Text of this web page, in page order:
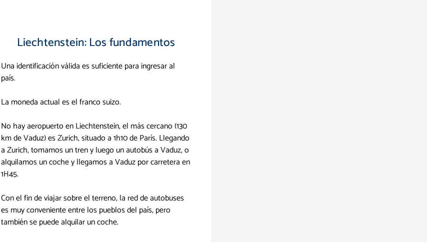
Liechtenstein: Los fundamentos
Una identificación válida es suficiente para ingresar al
país.
La moneda actual es el franco suizo.
No hay aeropuerto en Liechtenstein, el más cercano (130
km de Vaduz) es Zurich, situado a 1h10 de París. Llegando
a Zurich, tomamos un tren y luego un autobús a Vaduz, o
alquilamos un coche y llegamos a Vaduz por carretera en
1H45.
Con el fin de viajar sobre el terreno, la red de autobuses
es muy conveniente entre los pueblos del país, pero
también se puede alquilar un coche.